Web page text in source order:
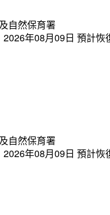
自然保育署
2026年08月09日 預計
自然保育署
2026年08月09日 預計